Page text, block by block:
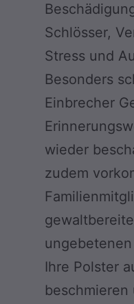
Schlösser,
Stress und
Besonders
Einbrecher
wieder
zudem
Ihre Polster